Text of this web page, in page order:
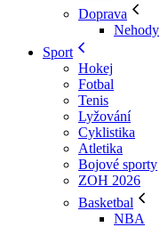
Doprava
Nehody
Sport
Hokej
Fotbal
Tenis
Lyžování
Cyklistika
Atletika
Bojové sporty
ZOH 2026
Basketbal
NBA